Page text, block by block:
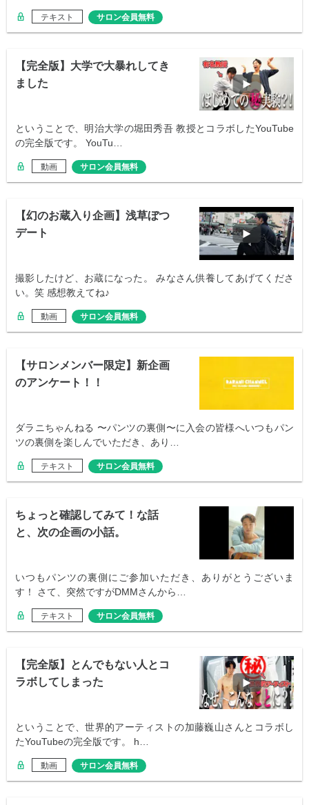
テキスト サロン会員無料
【完全版】大学で大暴れしてき
ました
ということで、明治大学の堀田秀吾 教授とコラボしたYouTube
の完全版です。 YouTu…
動画 サロン会員無料
【幻のお蔵入り企画】浅草ぼつ
デート
撮影したけど、お蔵になった。 みなさん供養してあげてくださ
い。笑 感想教えてね♪
動画 サロン会員無料
【サロンメンバー限定】新企画
のアンケート！！
ダラニちゃんねる 〜パンツの裏側〜に入会の皆様へいつもパン
ツの裏側を楽しんでいただき、あり…
テキスト サロン会員無料
ちょっと確認してみて！な話
と、次の企画の小話。
いつもパンツの裏側にご参加いただき、ありがとうございま
す！ さて、突然ですがDMMさんから…
テキスト サロン会員無料
【完全版】とんでもない人とコ
ラボしてしまった
ということで、世界的アーティストの加藤巍山さんとコラボし
たYouTubeの完全版です。 h…
動画 サロン会員無料